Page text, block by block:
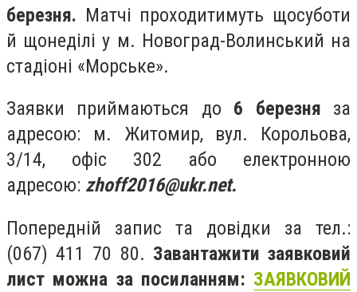
березня. Матчі проходитимуть щосуботи
й щонеділі у м. Новоград-Волинський на
стадіоні «Морське».
Заявки приймаються до 6 березня за
адресою: м. Житомир, вул. Корольова,
3/14, офіс 302 або електронною
адресою: zhoff2016@ukr.net.
Попередній запис та довідки за тел.:
(067) 411 70 80. Завантажити заявковий
лист можна за посиланням: ЗАЯВКОВИЙ